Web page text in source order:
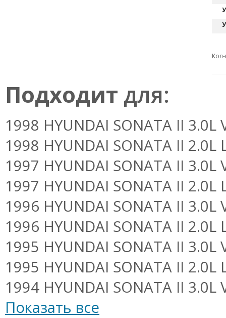
Подходит для:
1998 HYUNDAI SONATA II
1998 HYUNDAI SONATA II
1997 HYUNDAI SONATA II
1997 HYUNDAI SONATA II
1996 HYUNDAI SONATA II
1996 HYUNDAI SONATA II
1995 HYUNDAI SONATA II
1995 HYUNDAI SONATA II
1994 HYUNDAI SONATA II
Показать все